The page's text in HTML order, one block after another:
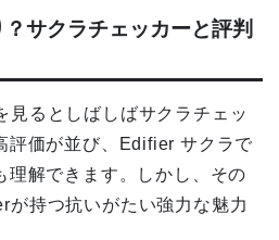
サクラチェッカーと評判
見るとしばしばサクラチェッ
評価が並び、Edifier サクラで
理解できます。しかし、その
持つ抗いがたい強力な魅力